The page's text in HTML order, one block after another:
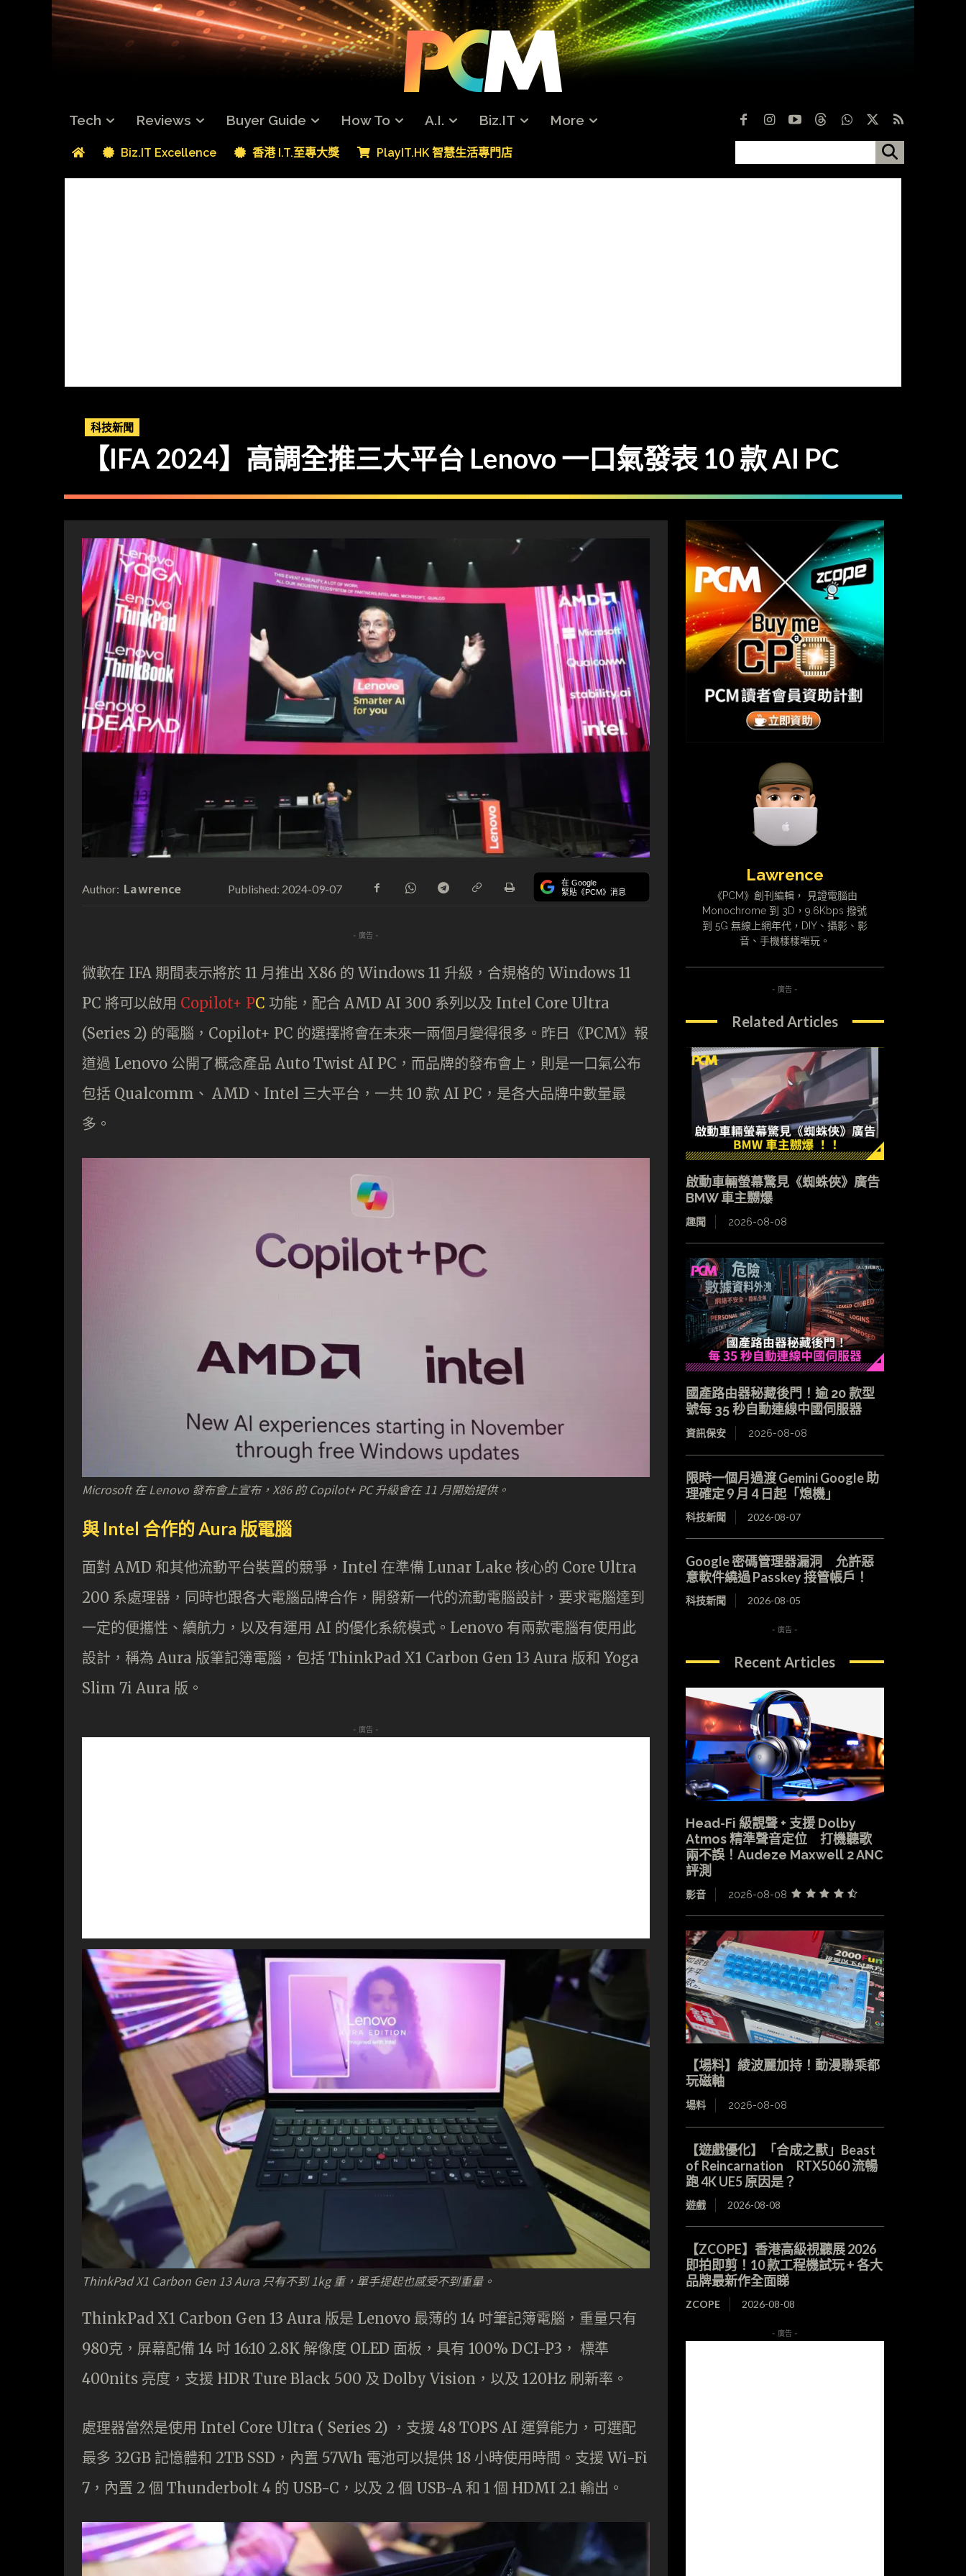
Tech Reviews Buyer Guide How To A.I. Biz.IT More
Biz.IT Excellence 香港 I.T.至專大獎 PlayIT.HK 智慧生活專門店
科技新聞
【IFA 2024】高調全推三大平台 Lenovo 一口氣發表 10 款 AI PC
Author: Lawrence Published: 2024-09-07 在 Google
緊貼《PCM》消息
- 廣告 -
微軟在 IFA 期間表示將於 11 月推出 X86 的 Windows 11 升級，合規格的 Windows 11
PC 將可以啟用 Copilot+ PC 功能，配合 AMD AI 300 系列以及 Intel Core Ultra
(Series 2) 的電腦，Copilot+ PC 的選擇將會在未來一兩個月變得很多。昨日《PCM》報
道過 Lenovo 公開了概念產品 Auto Twist AI PC，而品牌的發布會上，則是一口氣公布
包括 Qualcomm、 AMD、Intel 三大平台，一共 10 款 AI PC，是各大品牌中數量最
多。
Microsoft 在 Lenovo 發布會上宣布，X86 的 Copilot+ PC 升級會在 11 月開始提供。
與 Intel 合作的 Aura 版電腦
面對 AMD 和其他流動平台裝置的競爭，Intel 在準備 Lunar Lake 核心的 Core Ultra
200 系處理器，同時也跟各大電腦品牌合作，開發新一代的流動電腦設計，要求電腦達到
一定的便攜性、續航力，以及有運用 AI 的優化系統模式。Lenovo 有兩款電腦有使用此
設計，稱為 Aura 版筆記簿電腦，包括 ThinkPad X1 Carbon Gen 13 Aura 版和 Yoga
Slim 7i Aura 版。
- 廣告 -
ThinkPad X1 Carbon Gen 13 Aura 只有不到 1kg 重，單手提起也感受不到重量。
ThinkPad X1 Carbon Gen 13 Aura 版是 Lenovo 最薄的 14 吋筆記簿電腦，重量只有
980克，屏幕配備 14 吋 16:10 2.8K 解像度 OLED 面板，具有 100% DCI-P3， 標準
400nits 亮度，支援 HDR Ture Black 500 及 Dolby Vision，以及 120Hz 刷新率。
處理器當然是使用 Intel Core Ultra ( Series 2) ，支援 48 TOPS AI 運算能力，可選配
最多 32GB 記憶體和 2TB SSD，內置 57Wh 電池可以提供 18 小時使用時間。支援 Wi-Fi
7，內置 2 個 Thunderbolt 4 的 USB-C，以及 2 個 USB-A 和 1 個 HDMI 2.1 輸出。
Lawrence
《PCM》創刊編輯， 見證電腦由
Monochrome 到 3D，9.6Kbps 撥號
到 5G 無線上網年代，DIY、攝影、影
音、手機樣樣啱玩。
- 廣告 -
Related Articles
啟動車輛螢幕驚見《蜘蛛俠》廣告
BMW 車主嬲爆
趣聞 2026-08-08
國產路由器秘藏後門！逾 20 款型
號每 35 秒自動連線中國伺服器
資訊保安 2026-08-08
限時一個月過渡 Gemini Google 助
理確定 9 月 4 日起「熄機」
科技新聞 2026-08-07
Google 密碼管理器漏洞 允許惡
意軟件繞過 Passkey 接管帳戶！
科技新聞 2026-08-05
- 廣告 -
Recent Articles
Head-Fi 級靚聲 + 支援 Dolby
Atmos 精準聲音定位 打機聽歌
兩不誤！Audeze Maxwell 2 ANC
評測
影音 2026-08-08
【場料】綾波麗加持！動漫聯乘都
玩磁軸
場料 2026-08-08
【遊戲優化】「合成之獸」Beast
of Reincarnation RTX5060 流暢
跑 4K UE5 原因是？
遊戲 2026-08-08
【ZCOPE】香港高級視聽展 2026
即拍即剪！10 款工程機試玩 + 各大
品牌最新作全面睇
ZCOPE 2026-08-08
- 廣告 -